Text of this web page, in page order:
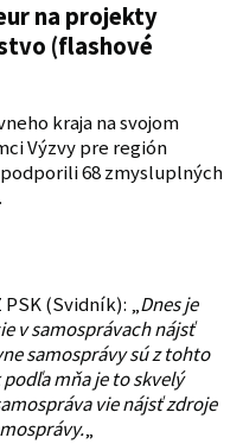
na projekty
(flashové
kraja na svojom
Výzvy pre región
68 zmysluplných
(Svidník): „Dnes je
v samosprávach nájsť
samosprávy sú z tohto
mňa je to skvelý
vie nájsť zdroje
„